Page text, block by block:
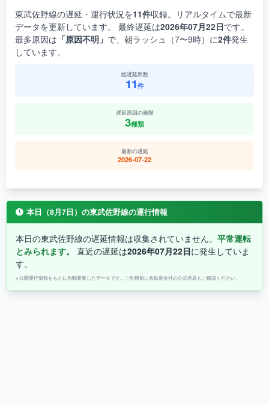
東武佐野線の遅延・運行状況を11件収録。リアルタイムで最新
データを更新しています。 最終遅延は2026年07月22日です。
最多原因は 「原因不明」 で、朝ラッシュ（7〜9時）に2件発生
しています。
総遅延回数
11件
遅延原因の種類
3種類
最新の遅延
2026-07-22
本日（8月7日）の東武佐野線の運行情報
本日の東武佐野線の遅延情報は収集されていません。 平常運転
とみられます。
直近の遅延は2026年07月22日に発生していま
す。
※ 公開運行情報をもとに自動収集したデータです。ご利用前に各鉄道会社の公式発表もご確認ください。